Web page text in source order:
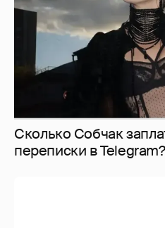
Сколько Собчак
перeписки в Telegram?